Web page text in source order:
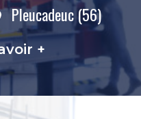
Pleucadeuc (56)
+